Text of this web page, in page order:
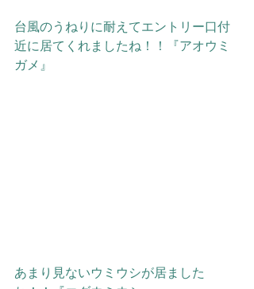
台風のうねりに耐えてエントリー口付
近に居てくれましたね！！『アオウミ
ガメ』
あまり見ないウミウシが居ました